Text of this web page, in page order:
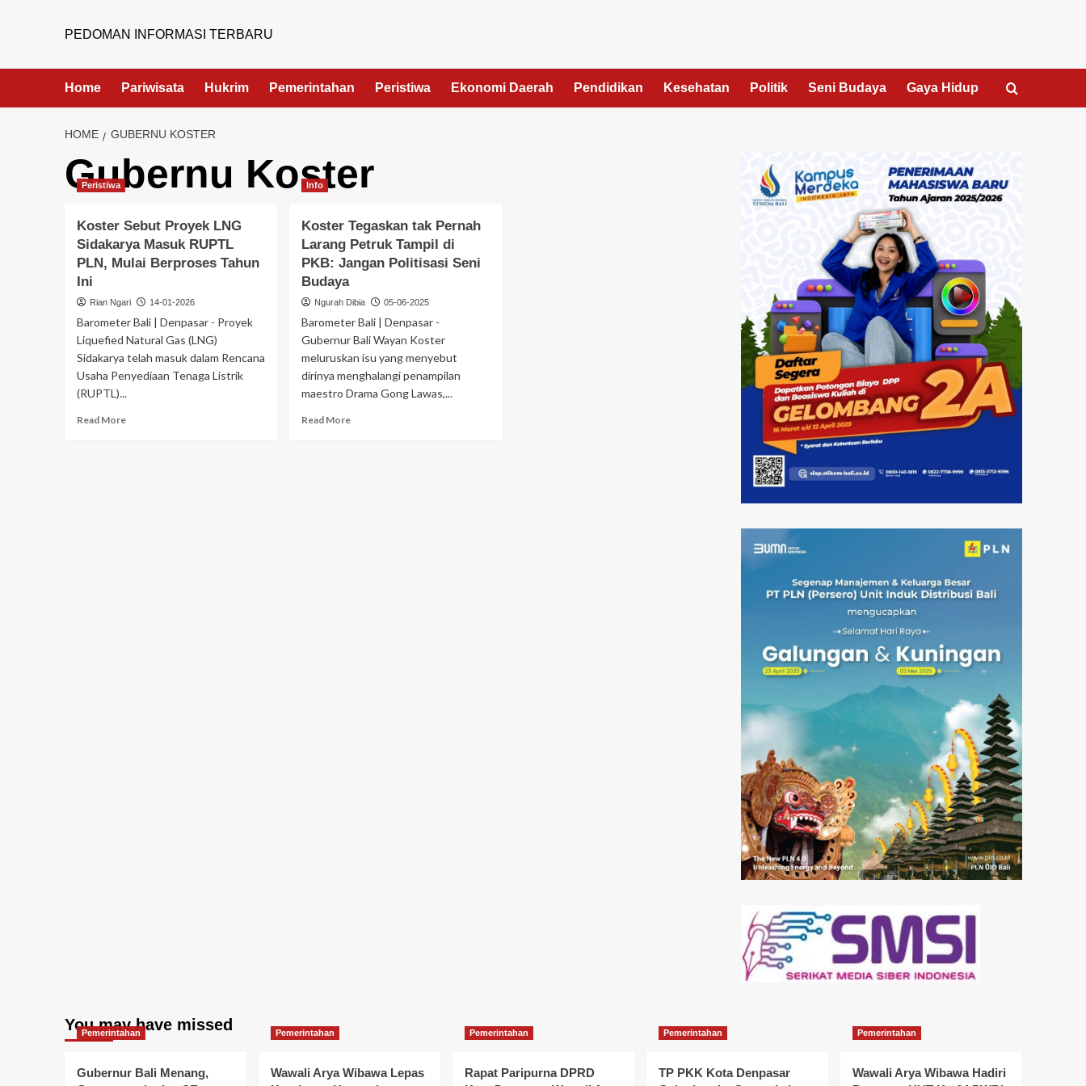
PEDOMAN INFORMASI TERBARU
Home Pariwisata Hukrim Pemerintahan Peristiwa Ekonomi Daerah Pendidikan Kesehatan Politik Seni Budaya Gaya Hidup
HOME GUBERNU KOSTER
Gubernu Koster
Peristiwa
Koster Sebut Proyek LNG
Sidakarya Masuk RUPTL
PLN, Mulai Berproses Tahun
Ini
Rian Ngari 14-01-2026
Barometer Bali | Denpasar - Proyek
Liquefied Natural Gas (LNG)
Sidakarya telah masuk dalam Rencana
Usaha Penyediaan Tenaga Listrik
(RUPTL)...
Read More
Info
Koster Tegaskan tak Pernah
Larang Petruk Tampil di
PKB: Jangan Politisasi Seni
Budaya
Ngurah Dibia 05-06-2025
Barometer Bali | Denpasar -
Gubernur Bali Wayan Koster
meluruskan isu yang menyebut
dirinya menghalangi penampilan
maestro Drama Gong Lawas,...
Read More
You may have missed
Pemerintahan
Gubernur Bali Menang,
Pemerintahan
Wawali Arya Wibawa Lepas
Pemerintahan
Rapat Paripurna DPRD
Pemerintahan
TP PKK Kota Denpasar
Pemerintahan
Wawali Arya Wibawa Hadiri